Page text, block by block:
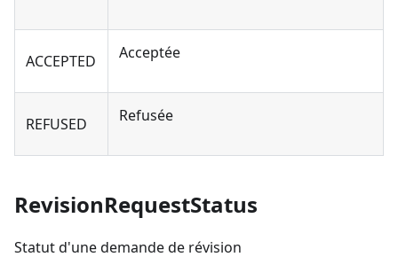
ACCEPTED Acceptée
REFUSED Refusée
RevisionRequestStatus
Statut d'une demande de révision